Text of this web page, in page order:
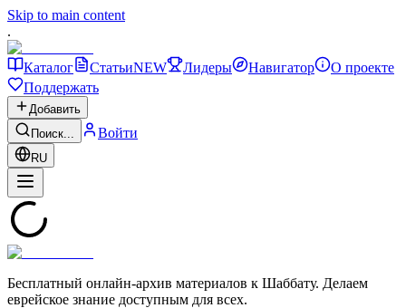
Skip to main content
.
Каталог СтатьиNEW Лидеры Навигатор
О проекте
Поддержать
Добавить
Поиск...
Войти
RU
Бесплатный онлайн-архив материалов к Шаббату. Делаем
еврейское знание доступным для всех.